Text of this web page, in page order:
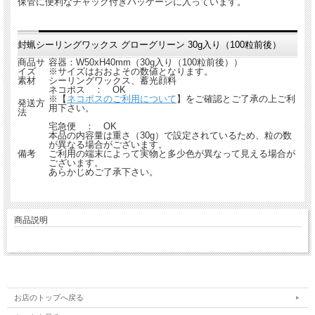
封蝋シーリングワックス グローグリーン 30g入り（100粒前後）
商品サ
イズ
容器：W50xH40mm（30g入り（100粒前後））
※サイズはおおよその数値となります。
素材
シーリングワックス、蓄光顔料
発送方
法
ネコポス ： OK
※【 ネコポスのご利用について 】をご確認とご了承の上ご利
用下さい。
宅急便 ： OK
備考
本品の内容量は重さ（30g）で設定されているため、粒の数
が異なる場合がございます。
ご利用の端末によって実物と多少色が異なって見える場合が
ございます。
あらかじめご了承下さい。
商品説明
お店のトップへ戻る